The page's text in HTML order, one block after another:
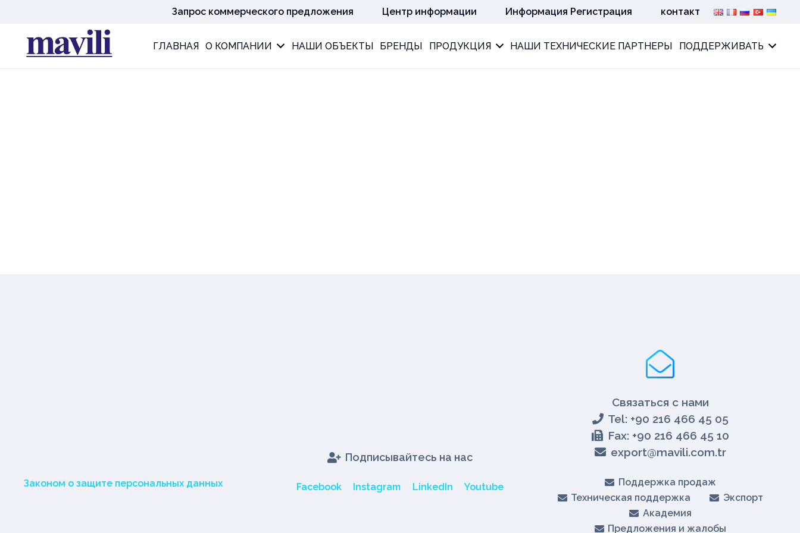
Запрос коммерческого предложения Центр информации Информация Регистрация контакт
ГЛАВНАЯ О КОМПАНИИ НАШИ ОБЪЕКТЫ БРЕНДЫ ПРОДУКЦИЯ НАШИ ТЕХНИЧЕСКИЕ ПАРТНЕРЫ ПОДДЕРЖИВАТЬ
Законом о защите персональных данных
Подписывайтесь на нас
Facebook Instagram LinkedIn Youtube
Связаться с нами
Tel: +90 216 466 45 05
Fax: +90 216 466 45 10
export@mavili.com.tr
Поддержка продаж
Техническая поддержка
Экспорт
Академия
Предложения и жалобы